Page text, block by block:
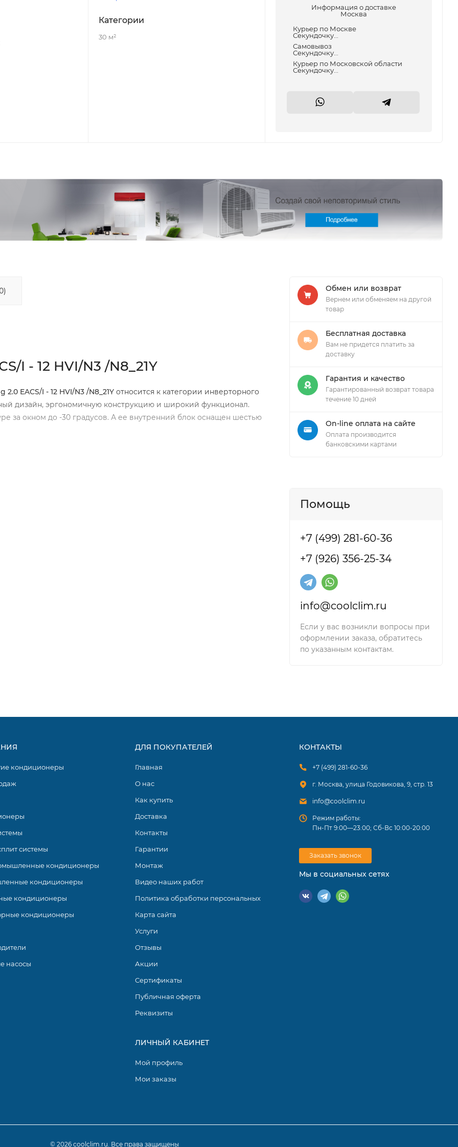
Категории
30 м²
Информация о доставке
Москва
Курьер по Москве
Секундочку...
Самовывоз
Секундочку...
Курьер по Московской области
Секундочку...
I - 12 HVI/N3 /N8_21Y
2.0 EACS/I - 12 HVI/N3 /N8_21Y относится к категории инверторного
дизайн, эргономичную конструкцию и широкий функционал.
за окном до -30 градусов. А ее внутренний блок оснащен шестью
себя ряд инверторных сплит-систем с классом сезонной
режимах охлаждения, обогрева, вентиляции и осушения воздуха.
Обмен или возврат
Вернем или обменяем на другой
товар
Бесплатная доставка
Вам не придется платить за
доставку
Гарантия и качество
Гарантированный возврат товара
течение 10 дней
On-line оплата на сайте
Оплата производится
банковскими картами
Помощь
+7 (499) 281-60-36
+7 (926) 356-25-34
info@coolclim.ru
Если у вас возникли вопросы при
оформлении заказа, обратитесь
по указанным контактам.
кондиционеры
системы
кондиционеры
кондиционеры
кондиционеры
кондиционеры
насосы
ДЛЯ ПОКУПАТЕЛЕЙ
Главная
О нас
Как купить
Доставка
Контакты
Гарантии
Монтаж
Видео наших работ
Политика обработки персональных
Карта сайта
Услуги
Отзывы
Акции
Сертификаты
Публичная оферта
Реквизиты
ЛИЧНЫЙ КАБИНЕТ
Мой профиль
Мои заказы
КОНТАКТЫ
+7 (499) 281-60-36
г. Москва, улица Годовикова, 9, стр. 13
info@coolclim.ru
Режим работы:
Пн-Пт 9:00—23:00; Сб-Вс 10:00-20:00
Заказать звонок
Мы в социальных сетях
© 2026 coolclim.ru. Все права защищены